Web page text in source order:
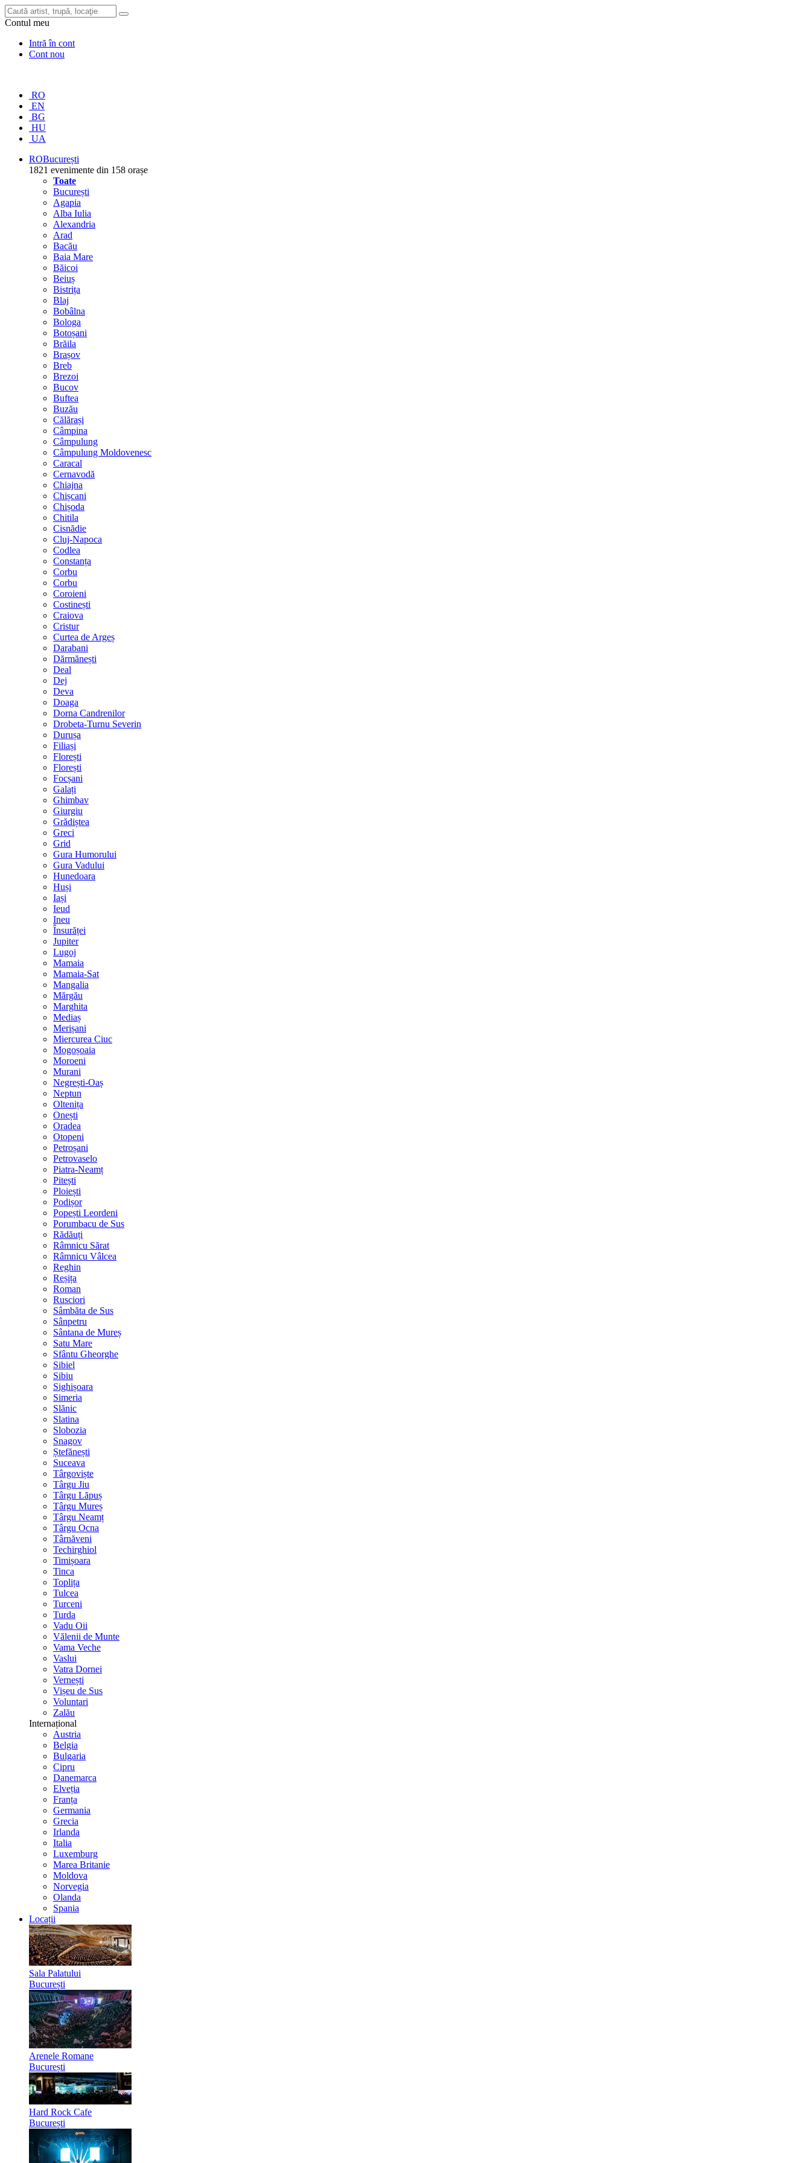
Contul meu
Intră în cont
Cont nou
RO
EN
BG
HU
UA
ROBucurești
1821 evenimente din 158 orașe
Toate
București
Agapia
Alba Iulia
Alexandria
Arad
Bacău
Baia Mare
Băicoi
Beiuș
Bistrița
Blaj
Bobâlna
Bologa
Botoșani
Brăila
Brașov
Breb
Brezoi
Bucov
Buftea
Buzău
Călărași
Câmpina
Câmpulung
Câmpulung Moldovenesc
Caracal
Cernavodă
Chiajna
Chișcani
Chișoda
Chitila
Cisnădie
Cluj-Napoca
Codlea
Constanța
Corbu
Corbu
Coroieni
Costinești
Craiova
Cristur
Curtea de Argeș
Darabani
Dărmănești
Deal
Dej
Deva
Doaga
Dorna Candrenilor
Drobeta-Turnu Severin
Durușa
Filiași
Florești
Florești
Focșani
Galați
Ghimbav
Giurgiu
Grădiștea
Greci
Grid
Gura Humorului
Gura Vadului
Hunedoara
Huși
Iași
Ieud
Ineu
Însurăței
Jupiter
Lugoj
Mamaia
Mamaia-Sat
Mangalia
Mărgău
Marghita
Mediaș
Merișani
Miercurea Ciuc
Mogoșoaia
Moroeni
Murani
Negrești-Oaș
Neptun
Oltenița
Onești
Oradea
Otopeni
Petroșani
Petrovaselo
Piatra-Neamț
Pitești
Ploiești
Podișor
Popești Leordeni
Porumbacu de Sus
Rădăuți
Râmnicu Sărat
Râmnicu Vâlcea
Reghin
Reșița
Roman
Rusciori
Sâmbăta de Sus
Sânpetru
Sântana de Mureș
Satu Mare
Sfântu Gheorghe
Sibiel
Sibiu
Sighișoara
Simeria
Slănic
Slatina
Slobozia
Snagov
Ștefănești
Suceava
Târgoviște
Târgu Jiu
Târgu Lăpuș
Târgu Mureș
Târgu Neamț
Târgu Ocna
Târnăveni
Techirghiol
Timișoara
Tinca
Toplița
Tulcea
Turceni
Turda
Vadu Oii
Vălenii de Munte
Vama Veche
Vaslui
Vatra Dornei
Vernești
Vișeu de Sus
Voluntari
Zalău
Internațional
Austria
Belgia
Bulgaria
Cipru
Danemarca
Elveția
Franța
Germania
Grecia
Irlanda
Italia
Luxemburg
Marea Britanie
Moldova
Norvegia
Olanda
Spania
Locații
Sala Palatului
București
Arenele Romane
București
Hard Rock Cafe
București